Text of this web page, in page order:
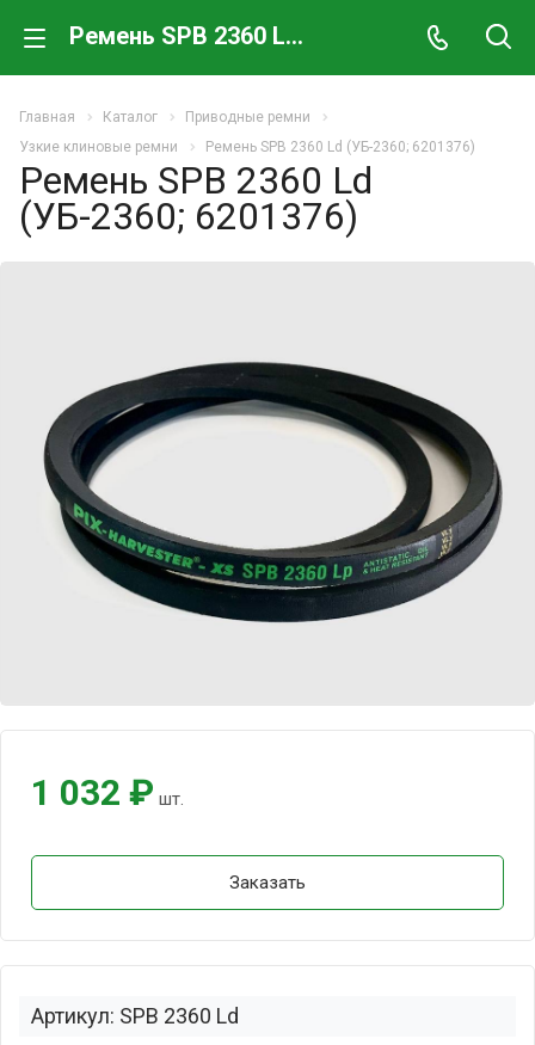
Ремень SPB 2360 Ld (УБ-2360; 6201376)
Главная Каталог
Приводные ремни
Узкие клиновые ремни
Ремень SPB 2360 Ld (УБ-2360; 6201376)
Ремень SPB 2360 Ld
(УБ-2360; 6201376)
Артикул: SPB 2360 Ld
1 032 ₽ шт.
Заказать